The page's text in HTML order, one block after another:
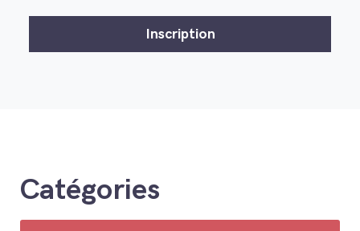
Catégories